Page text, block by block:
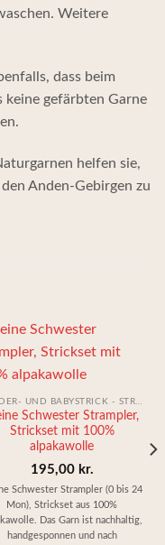
Weitere
dass beim
keine gefärbten Garne
helfen sie,
Anden-Gebirgen zu
Schwester Strampler,
Strickset mit 100%
alpakawolle
195,00 kr.
Schwester Strampler (0 bis 24
Mon), Strickset aus 100%
Das Garn ist nachhaltig,
handgesponnen und nach